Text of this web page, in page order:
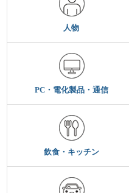
人物
PC・電化製品・通信
飲食・キッチン